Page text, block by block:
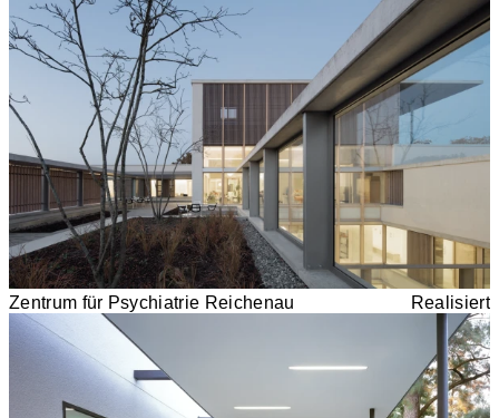
Zentrum für Psychiatrie Reichenau Realisiert